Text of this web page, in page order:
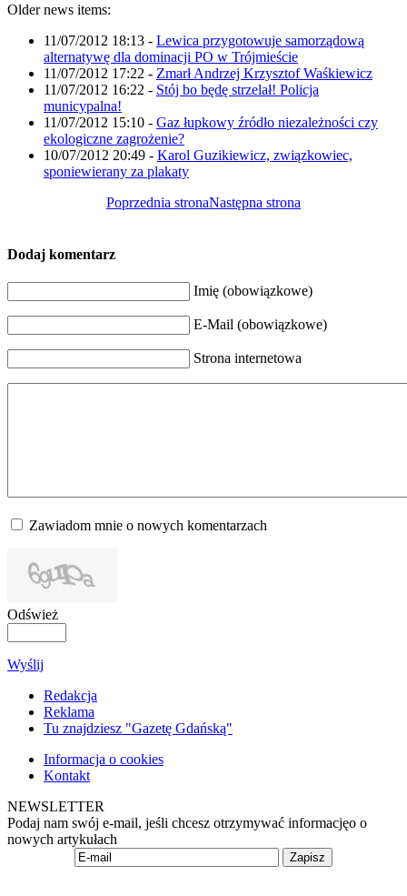
Older news items:
11/07/2012 18:13 - Lewica przygotowuje samorządową
alternatywę dla dominacji PO w Trójmieście
11/07/2012 17:22 - Zmarł Andrzej Krzysztof Waśkiewicz
11/07/2012 16:22 - Stój bo będę strzelał! Policja
municypalna!
11/07/2012 15:10 - Gaz łupkowy źródło niezależności czy
ekologiczne zagrożenie?
10/07/2012 20:49 - Karol Guzikiewicz, związkowiec,
sponiewierany za plakaty
Poprzednia stronaNastępna strona
Dodaj komentarz
Imię (obowiązkowe)
E-Mail (obowiązkowe)
Strona internetowa
Zawiadom mnie o nowych komentarzach
Odśwież
Wyślij
Redakcja
Reklama
Tu znajdziesz "Gazetę Gdańską"
Informacja o cookies
Kontakt
NEWSLETTER
Podaj nam swój e-mail, jeśli chcesz otrzymywać informacjęo o
nowych artykułach
Zapisz